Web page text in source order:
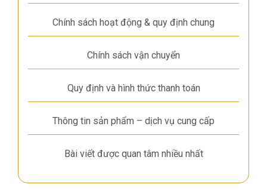
Chính sách hoạt động & quy định chung
Chính sách vận chuyển
Quy định và hình thức thanh toán
Thông tin sản phẩm – dịch vụ cung cấp
Bài viết được quan tâm nhiều nhất